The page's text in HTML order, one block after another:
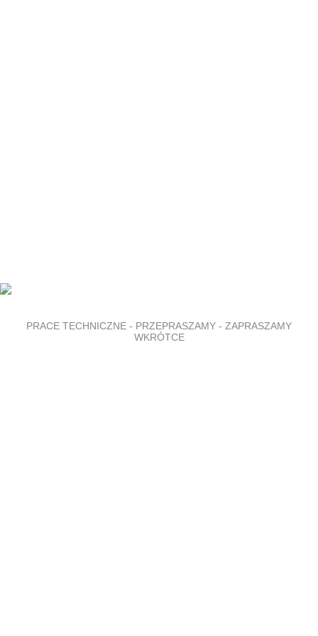
PRACE TECHNICZNE - PRZEPRASZAMY - ZAPRASZAMY
WKRÓTCE